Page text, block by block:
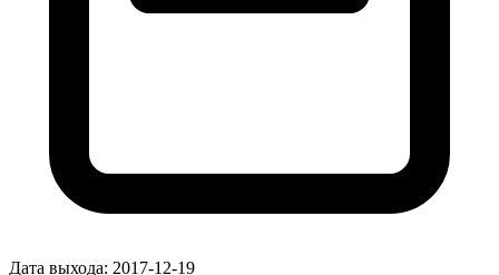
Дата выхода: 2017-12-19